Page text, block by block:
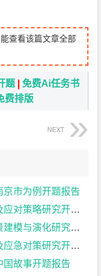
查看该篇文章全部
题 |免费Ai任务书
费排版
NEXT
市为例开题报告
策略研究开题报告
演化研究开题报告
对策研究开题报告
国故事开题报告